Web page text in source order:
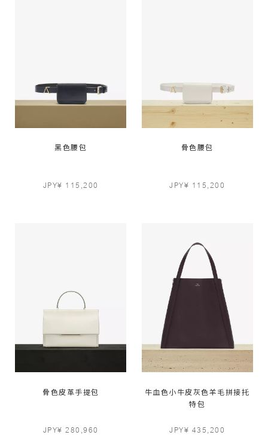
黑色腰包
JPY¥ 115,200
骨色腰包
JPY¥ 115,200
骨色皮革手提包
JPY¥ 280,960
牛血色小牛皮灰色羊毛拼接托
特包
JPY¥ 435,200